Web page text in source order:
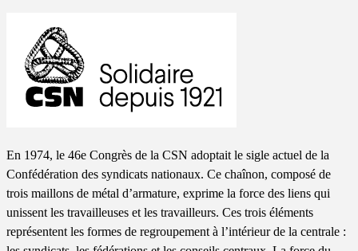
En 1974, le 46e Congrès de la CSN adoptait le sigle actuel de la
Confédération des syndicats nationaux. Ce chaînon, composé de
trois maillons de métal d’armature, exprime la force des liens qui
unissent les travailleuses et les travailleurs. Ces trois éléments
représentent les formes de regroupement à l’intérieur de la centrale :